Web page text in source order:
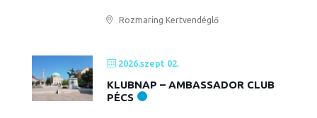
Rozmaring Kertvendéglő
2026.szept 02.
KLUBNAP – AMBASSADOR CLUB
PÉCS